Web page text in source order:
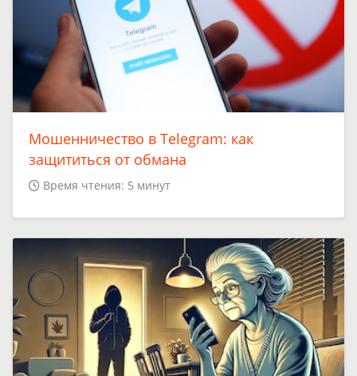
Мошенничество в Telegram: как
защититься от обмана
Время чтения: 5 минут